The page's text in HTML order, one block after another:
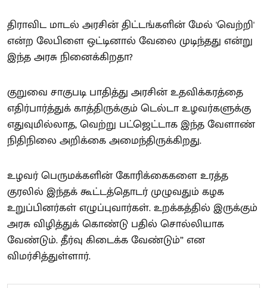
திராவிட மாடல் அரசின் திட்டங்களின் மேல் 'வெற்றி'
என்ற லேபிளை ஒட்டினால் வேலை முடிந்தது என்று
இந்த அரசு நினைக்கிறதா?
குறுவை சாகுபடி பாதித்து அரசின் உதவிக்கரத்தை
எதிர்பார்த்துக் காத்திருக்கும் டெல்டா உழவர்களுக்கு
எதுவுமில்லாத, வெற்று பட்ஜெட்டாக இந்த வேளாண்
நிதிநிலை அறிக்கை அமைந்திருக்கிறது.
உழவர் பெருமக்களின் கோரிக்கைகளை உரத்த
குரலில் இந்தக் கூட்டத்தொடர் முழுவதும் கழக
உறுப்பினர்கள் எழுப்புவார்கள். உறக்கத்தில் இருக்கும்
அரசு விழித்துக் கொண்டு பதில் சொல்லியாக
வேண்டும். தீர்வு கிடைக்க வேண்டும்” என
விமர்சித்துள்ளார்.